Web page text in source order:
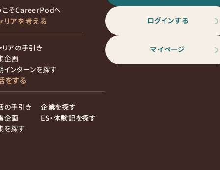
こそCareerPodへ
リアを考える
リアの手引き
企画
インターンを探す
をする
の手引き
企画
を探す
企業を探す
ES・体験記を探す
ログインする
マイページ